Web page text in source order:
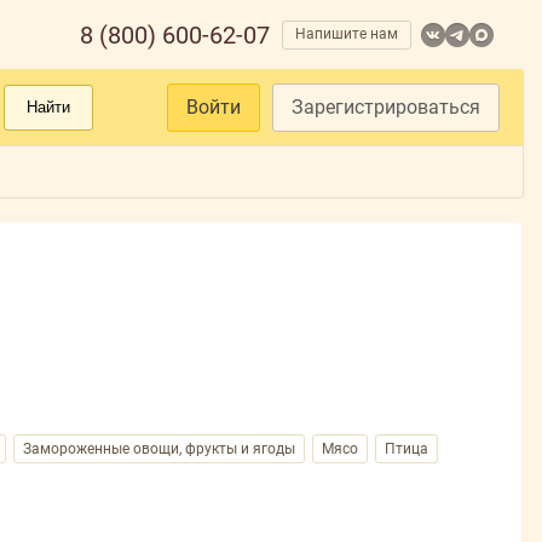
8 (800) 600-62-07 Напишите нам
Найти Войти Зарегистрироваться
Замороженные овощи, фрукты и ягоды Мясо Птица